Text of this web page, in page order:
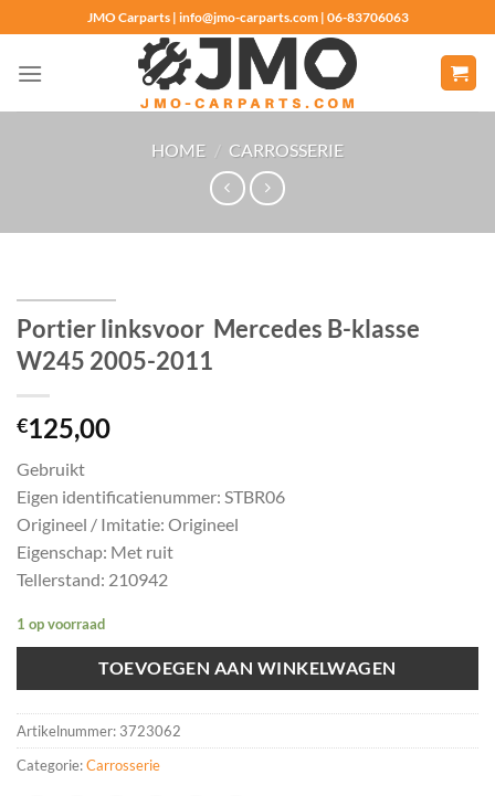
naar
inhoud
JMO Carparts | info@jmo-carparts.com | 06-83706063
HOME / CARROSSERIE
Portier linksvoor Mercedes B-klasse
W245 2005-2011
€125,00
Gebruikt
Eigen identificatienummer: STBR06
Origineel / Imitatie: Origineel
Eigenschap: Met ruit
Tellerstand: 210942
1 op voorraad
TOEVOEGEN AAN WINKELWAGEN
Artikelnummer: 3723062
Categorie:Carrosserie